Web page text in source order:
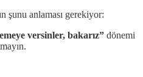
şunu anlaması gerekiyor:
versinler, bakarız” dönemi